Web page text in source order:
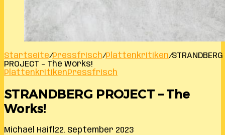
Startseite/Pressfrisch/Plattenkritiken/STRANDBERG
PROJECT – The Works!
PlattenkritikenPressfrisch
STRANDBERG PROJECT – The
Works!
Michael Haifl 22. September 2023